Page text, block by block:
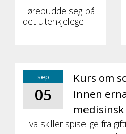
Førebudde seg på
det utenkjelege
sep
05
Kurs om
innen
Hva skiller spiselige fra